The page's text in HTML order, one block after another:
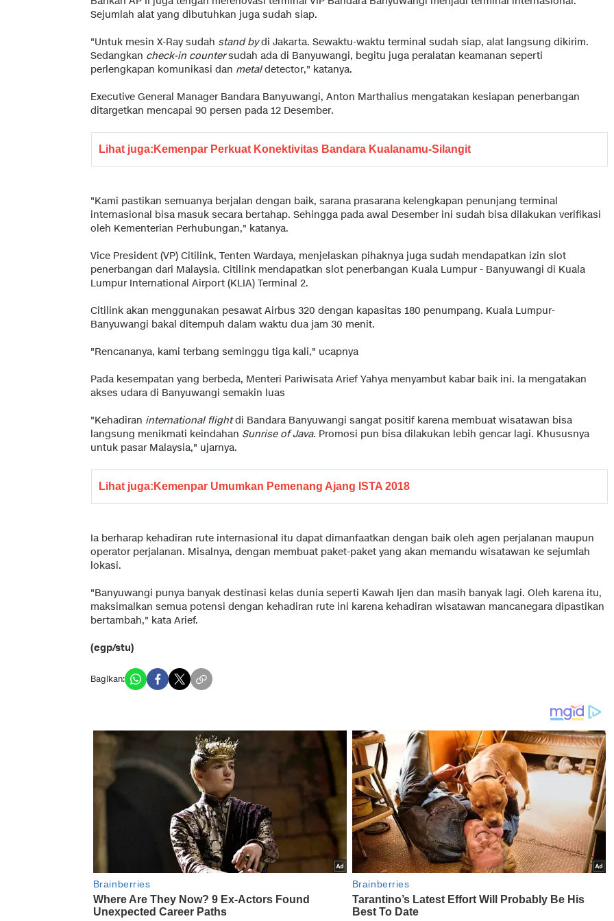
Sejumlah alat yang dibutuhkan juga sudah siap.
"Untuk mesin X-Ray sudah stand bydi Jakarta. Sewaktu-waktu terminal sudah siap, alat langsung dikirim.
Sedangkan check-in countersudah ada di Banyuwangi, begitu juga peralatan keamanan seperti
perlengkapan komunikasi dan metaldetector," katanya.
Executive General Manager Bandara Banyuwangi, Anton Marthalius mengatakan kesiapan penerbangan
ditargetkan mencapai 90 persen pada 12 Desember.
Lihat juga: Kemenpar Perkuat Konektivitas Bandara Kualanamu-Silangit
"Kami pastikan semuanya berjalan dengan baik, sarana prasarana kelengkapan penunjang terminal
internasional bisa masuk secara bertahap. Sehingga pada awal Desember ini sudah bisa dilakukan verifikasi
oleh Kementerian Perhubungan," katanya.
Vice President (VP) Citilink, Tenten Wardaya, menjelaskan pihaknya juga sudah mendapatkan izin slot
penerbangan dari Malaysia. Citilink mendapatkan slot penerbangan Kuala Lumpur - Banyuwangi di Kuala
Lumpur International Airport (KLIA) Terminal 2.
Citilink akan menggunakan pesawat Airbus 320 dengan kapasitas 180 penumpang. Kuala Lumpur-
Banyuwangi bakal ditempuh dalam waktu dua jam 30 menit.
"Rencananya, kami terbang seminggu tiga kali," ucapnya
Pada kesempatan yang berbeda, Menteri Pariwisata Arief Yahya menyambut kabar baik ini. Ia mengatakan
akses udara di Banyuwangi semakin luas
"Kehadiran international flightdi Bandara Banyuwangi sangat positif karena membuat wisatawan bisa
langsung menikmati keindahan Sunrise of Java. Promosi pun bisa dilakukan lebih gencar lagi. Khususnya
untuk pasar Malaysia," ujarnya.
Lihat juga: Kemenpar Umumkan Pemenang Ajang ISTA 2018
Ia berharap kehadiran rute internasional itu dapat dimanfaatkan dengan baik oleh agen perjalanan maupun
operator perjalanan. Misalnya, dengan membuat paket-paket yang akan memandu wisatawan ke sejumlah
lokasi.
"Banyuwangi punya banyak destinasi kelas dunia seperti Kawah Ijen dan masih banyak lagi. Oleh karena itu,
maksimalkan semua potensi dengan kehadiran rute ini karena kehadiran wisatawan mancanegara dipastikan
bertambah," kata Arief.
(egp/stu)
Bagikan: